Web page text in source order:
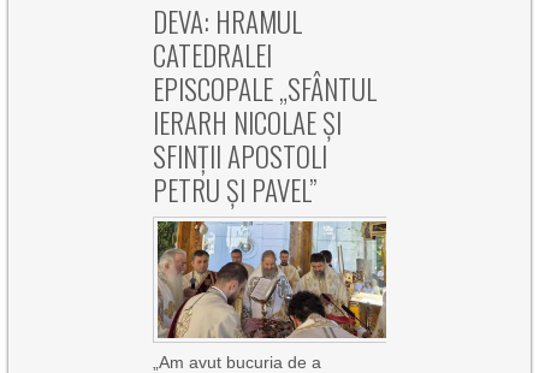
DEVA: HRAMUL
CATEDRALEI
EPISCOPALE „SFÂNTUL
IERARH NICOLAE ȘI
SFINȚII APOSTOLI
PETRU ȘI PAVEL”
„Am avut bucuria de a